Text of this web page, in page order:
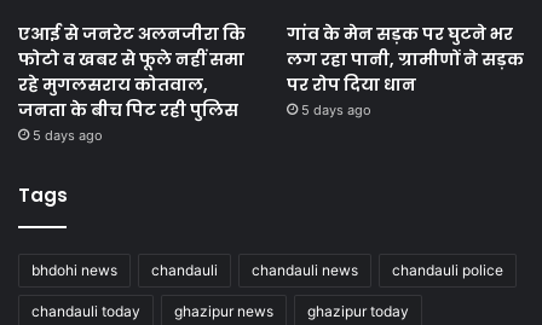
एआई से जनरेट अलनजीरा कि
फोटो व खबर से फूले नहीं समा
रहे मुगलसराय कोतवाल,
जनता के बीच पिट रही पुलिस
5 days ago
गांव के मेन सड़क पर घुटने भर
लग रहा पानी, ग्रामीणों ने सड़क
पर रोप दिया धान
5 days ago
Tags
bhdohi news chandauli chandauli news chandauli police
chandauli today ghazipur news ghazipur today